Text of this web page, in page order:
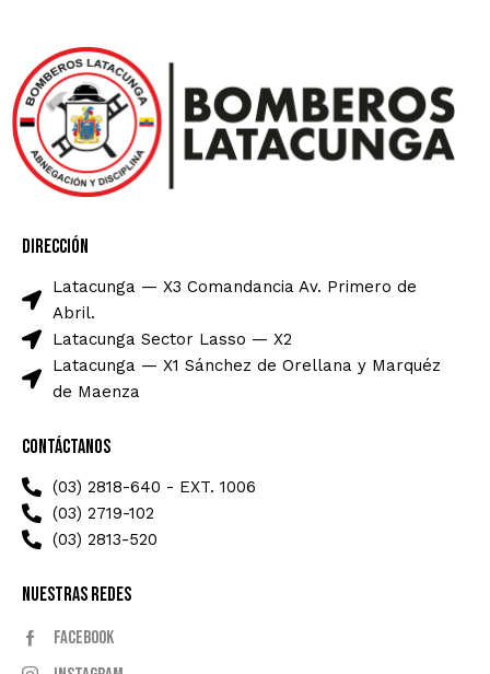
Dirección
Latacunga — X3 Comandancia Av. Primero de
Abril.
Latacunga Sector Lasso — X2
Latacunga — X1 Sánchez de Orellana y Marquéz
de Maenza
Contáctanos
(03) 2818-640 - EXT. 1006
(03) 2719-102
(03) 2813-520
Nuestras Redes
Facebook